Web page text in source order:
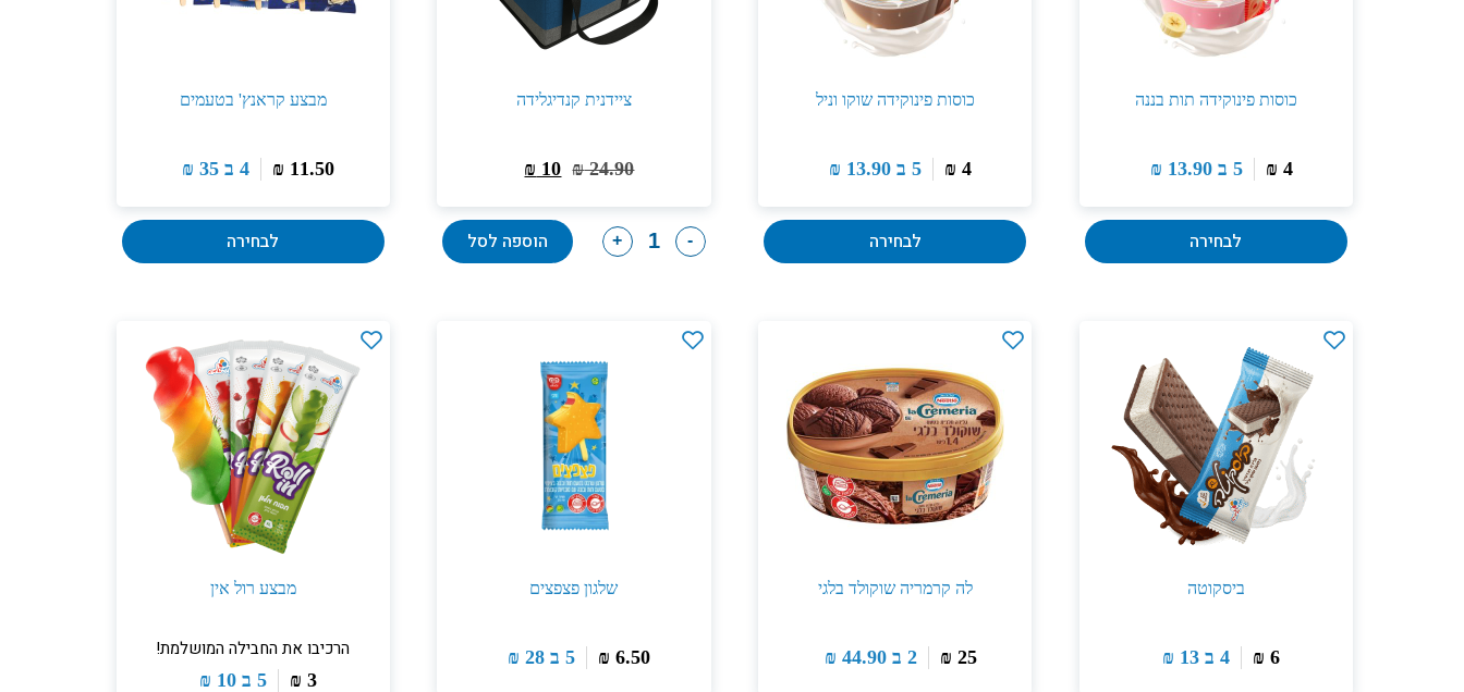
כוסות פינוקידה תות בננה
₪ 4 5 ב ₪ 13.90
לבחירה
כוסות פינוקידה שוקו וניל
₪ 4 5 ב ₪ 13.90
לבחירה
ציידנית קנדיגלידה
₪24.90
₪ 10
-
+ הוספה לסל
מבצע קראנץ' בטעמים
₪ 11.50 4 ב ₪ 35
לבחירה
ביסקוטה
₪ 6 4 ב ₪ 13
לה קרמריה שוקולד בלגי
₪ 25 2 ב ₪ 44.90
שלגון פצפצים
₪ 6.50 5 ב ₪ 28
מבצע רול אין
הרכיבו את החבילה המושלמת!
₪ 3 5 ב ₪ 10